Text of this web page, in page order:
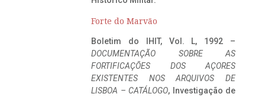
Forte do Marvão
Boletim do IHIT, Vol. L, 1992 –
DOCUMENTAÇÃO SOBRE AS
FORTIFICAÇÕES DOS AÇORES
EXISTENTES NOS ARQUIVOS DE
LISBOA – CATÁLOGO, Investigação de